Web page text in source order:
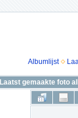
Albumlijst
Laatst gemaakte foto